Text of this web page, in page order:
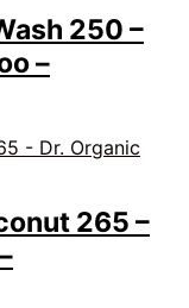
250 –
–
265 –